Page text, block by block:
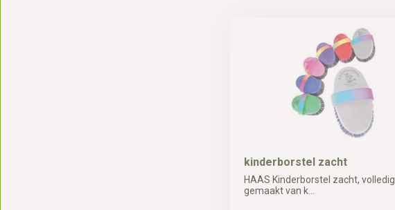
kinderborstel zacht
HAAS Kinderborstel zacht, volledig
gemaakt van k...